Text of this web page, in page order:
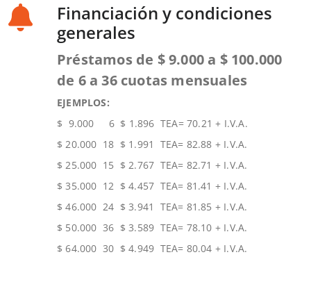
Financiación y condiciones
generales
Préstamos de $ 9.000 a $ 100.000
de 6 a 36 cuotas mensuales
EJEMPLOS:
$ 9.000 6 $ 1.896 TEA= 70.21 + I.V.A.
$ 20.000 18 $ 1.991 TEA= 82.88 + I.V.A.
$ 25.000 15 $ 2.767 TEA= 82.71 + I.V.A.
$ 35.000 12 $ 4.457 TEA= 81.41 + I.V.A.
$ 46.000 24 $ 3.941 TEA= 81.85 + I.V.A.
$ 50.000 36 $ 3.589 TEA= 78.10 + I.V.A.
$ 64.000 30 $ 4.949 TEA= 80.04 + I.V.A.